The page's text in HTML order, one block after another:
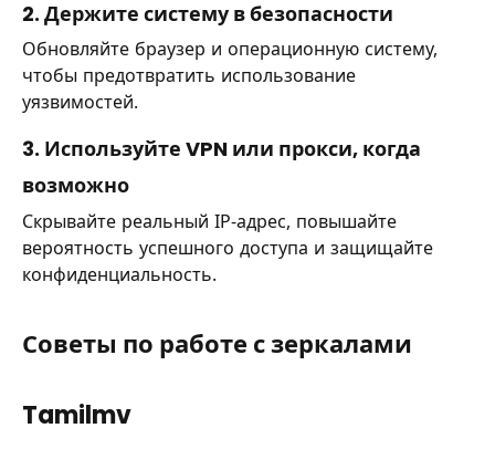
2. Держите систему в безопасности
Обновляйте браузер и операционную систему,
чтобы предотвратить использование
уязвимостей.
3. Используйте VPN или прокси, когда
возможно
Скрывайте реальный IP-адрес, повышайте
вероятность успешного доступа и защищайте
конфиденциальность.
Советы по работе с зеркалами
Tamilmv